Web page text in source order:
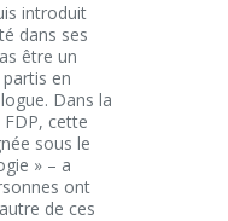
introduit
dans ses
être un
en
Dans la
cette
sous le
» – a
ont
de ces